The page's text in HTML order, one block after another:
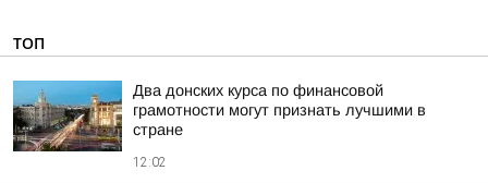
ТОП
Два донских курса по финансовой
грамотности могут признать лучшими в
стране
12:02